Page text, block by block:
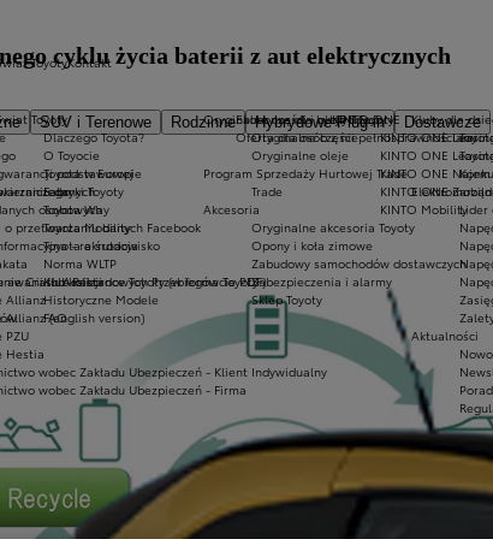
SUV i Terenowe Rodzinne Hybrydowe Plug-in
Dostawcze
Ekobonus dla hybryd Toyoty
Oferta dla osób z niepełnosprawnościami
KINTO ONE
KINTO ONE
KINTO ONE
KINTO ONE Najem
KINTO ONE
KINTO Mobility
podstawowej
awarii lub kolizji
Oryginalne części i oleje Toyoty
Oryginalne części
Oryginalne oleje
Program Sprzedaży Hurtowej Trade
Trade
Akcesoria
Oryginalne akcesoria Toyoty
Opony i koła zimowe
Zabudowy samochodów dostawczych
Zabezpieczenia i alarmy
Sklep Toyoty
danych
osobowych
o przetwarzaniu danych Facebook
- rekrutacja
Crash Assistance Toyoty (w formacie PDF)
Allianz
Allianz (english version)
PZU
Hestia
wobec Zakładu Ubezpieczeń - Klient Indywidualny
wobec Zakładu Ubezpieczeń - Firma
Toyoty
Toyoty
Dlaczego Toyota?
O Toyocie
Toyota w Europie
Fabryki Toyoty
Toyota Way
Toyota Mobility
Toyota a środowisko
Norma WLTP
Klub Rekordowych Przebiegów Toyoty
Historyczne Modele
FAQ
Kluby dla
Lider
Aktualności
Kontakt
cyklu życia baterii z aut elektrycznych